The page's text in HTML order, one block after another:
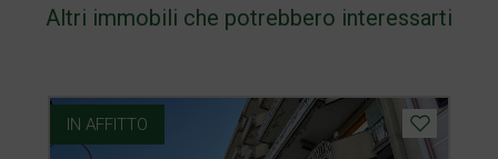
Altri immobili che potrebbero interessarti
IN AFFITTO